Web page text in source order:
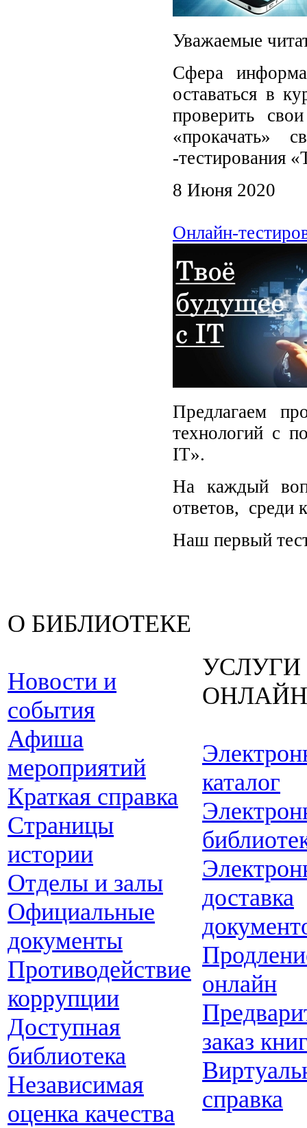
Уважаемые
Сфера
оставаться в
проверить
«прокачать»
-тестирования
8 Июня 2020
Онлайн-
Предлагаем
технологий с
IT».
На каждый
ответов, среди
Наш первый
О БИБЛИОТЕКЕ
Новости и
события
Афиша
мероприятий
Краткая справка
Страницы
истории
Отделы и залы
Официальные
документы
Противодействие
коррупции
Доступная
библиотека
Независимая
оценка качества
УСЛУГИ
ОНЛАЙН
каталог
доставка
онлайн
заказ
справка